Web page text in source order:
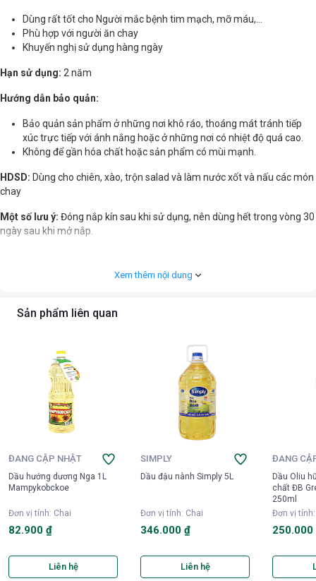
Dùng rất tốt cho Người mắc bệnh tim mạch, mỡ máu,...
Phù hợp với người ăn chay
Khuyến nghị sử dụng hàng ngày
Hạn sử dụng: 2 năm
Hướng dẫn bảo quản:
Bảo quản sản phẩm ở những nơi khô ráo, thoáng mát tránh tiếp
xúc trực tiếp với ánh nắng hoặc ở những nơi có nhiệt độ quá cao.
Không để gần hóa chất hoặc sản phẩm có mùi mạnh.
HDSD: Dùng cho chiên, xào, trộn salad và làm nước xốt và nấu các món
chay
Một số lưu ý: Đóng nắp kín sau khi sử dụng, nên dùng hết trong vòng 30
ngày sau khi mở nắp.
Xem thêm nội dung
Sản phẩm liên quan
ĐANG CẬP NHẬT
Dầu hướng dương Nga 1L
Mampykobckoe
Đơn vị tính: Chai
82.900 ₫
Liên hệ
SIMPLY
Dầu đậu nành Simply 5L
Đơn vị tính: Chai
346.000 ₫
Liên hệ
ĐANG
Dầu Oliu
chất ĐB
250ml
Đơn vị tính
250.000